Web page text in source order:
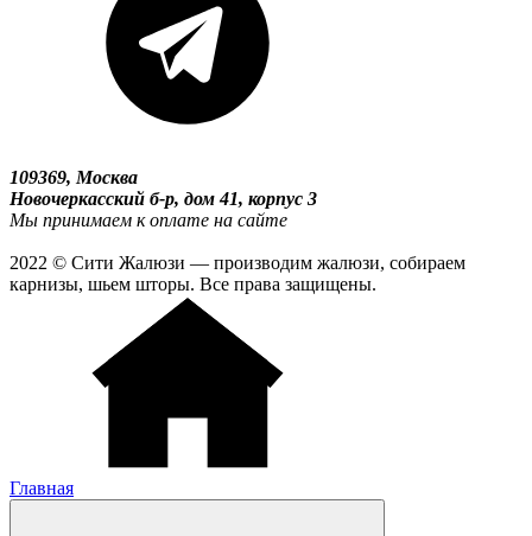
109369, Москва
Новочеркасский б-р, дом 41, корпус 3
Мы принимаем к оплате на сайте
2022 © Сити Жалюзи — производим жалюзи, собираем
карнизы, шьем шторы. Все права защищены.
Главная